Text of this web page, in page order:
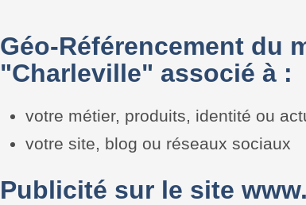
Géo-Référencement du
"Charleville" associé à :
votre métier, produits, identité ou
votre site, blog ou réseaux sociaux
Publicité sur le site